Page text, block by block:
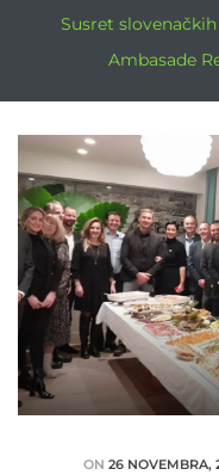
Susret
Ambasade
ON 26 NOVEMBRA,